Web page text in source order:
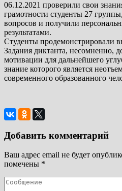
06.12.2021 проверили свои
грамотности студенты 27
вопросов и получили
результатами.
Студенты продемонстрировали
Задания диктанта, несомненно,
мотивации для дальнейшего
знание которого является
современного образованного
Добавить комментарий
Ваш адрес email не будет
помечены *